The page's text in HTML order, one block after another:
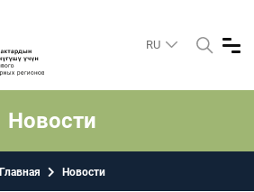
RU
Новости
Главная Новости